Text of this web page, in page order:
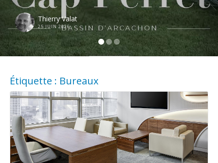
Thierry Valat
25 JUIN 2026
Étiquette : Bureaux